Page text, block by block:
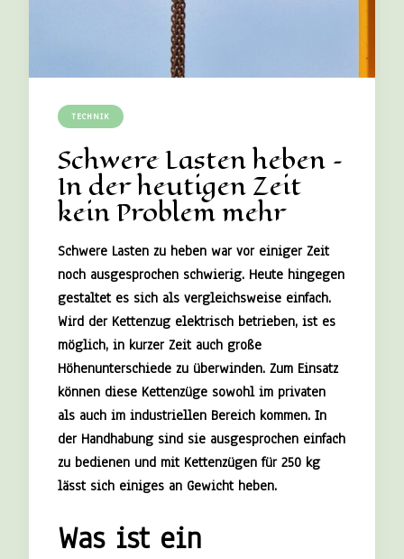
TECHNIK
Schwere Lasten heben –
In der heutigen Zeit
kein Problem mehr
Schwere Lasten zu heben war vor einiger Zeit
noch ausgesprochen schwierig. Heute hingegen
gestaltet es sich als vergleichsweise einfach.
Wird der Kettenzug elektrisch betrieben, ist es
möglich, in kurzer Zeit auch große
Höhenunterschiede zu überwinden. Zum Einsatz
können diese Kettenzüge sowohl im privaten
als auch im industriellen Bereich kommen. In
der Handhabung sind sie ausgesprochen einfach
zu bedienen und mit Kettenzügen für 250 kg
lässt sich einiges an Gewicht heben.
Was ist ein